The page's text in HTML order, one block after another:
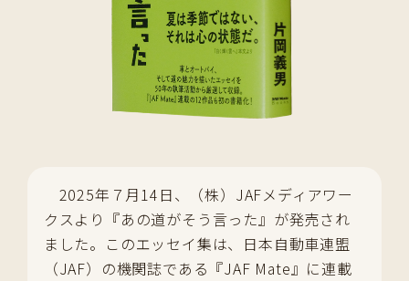
2025年７月14日、（株）JAFメディアワー
クスより『あの道がそう言った』が発売され
ました。このエッセイ集は、日本自動車連盟
（JAF）の機関誌である『JAF Mate』に連載